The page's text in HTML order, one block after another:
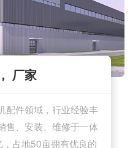
厂家
配件领域，行业经验丰
售、安装、维修于一体
占地50亩拥有优良的
范运作
流水线、56台套生产
验的专业技术和运营团
，标准化、规范化运
量可靠
，工艺成熟稳定，视品
产加工全流程严格把
质量过硬，不负客户信
务贴心
，优惠价格更有竞争
售前、售中、售后一站
供应及维修问题，客户